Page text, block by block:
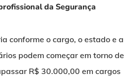
da Segurança
conforme o cargo, o estado e a
podem começar em torno de
R$ 30.000,00 em cargos